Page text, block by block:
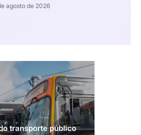
agosto de 2026
transporte público